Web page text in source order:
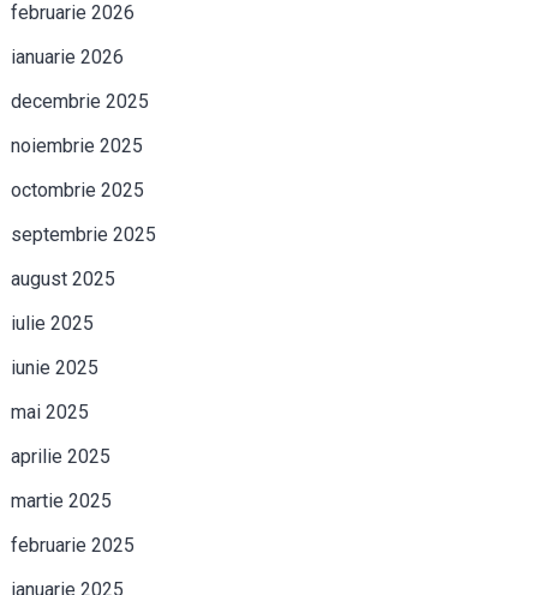
februarie 2026
ianuarie 2026
decembrie 2025
noiembrie 2025
octombrie 2025
septembrie 2025
august 2025
iulie 2025
iunie 2025
mai 2025
aprilie 2025
martie 2025
februarie 2025
ianuarie 2025